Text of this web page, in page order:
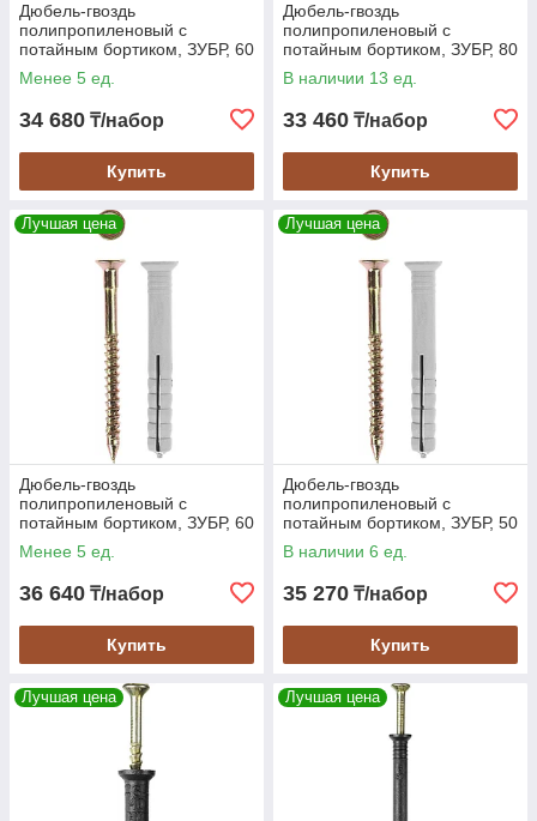
Дюбель-гвоздь
полипропиленовый с
потайным бортиком, ЗУБР, 60
x 8 мм, 1050 шт. (4-301340-
08-060)
Менее 5 ед.
34 680 ₸/набор
Купить
Дюбель-гвоздь
полипропиленовый с
потайным бортиком, ЗУБР, 80
x 6 мм, 1200 шт. (4-301340-
06-080)
В наличии 13 ед.
33 460 ₸/набор
Купить
Лучшая цена
Дюбель-гвоздь
полипропиленовый с
потайным бортиком, ЗУБР, 60
x 6 мм, 1400 шт. (4-301340-
06-060)
Менее 5 ед.
36 640 ₸/набор
Купить
Лучшая цена
Дюбель-гвоздь
полипропиленовый с
потайным бортиком, ЗУБР, 50
x 6 мм, 1600 шт. (4-301340-
06-050)
В наличии 6 ед.
35 270 ₸/набор
Купить
Лучшая цена Лучшая цена